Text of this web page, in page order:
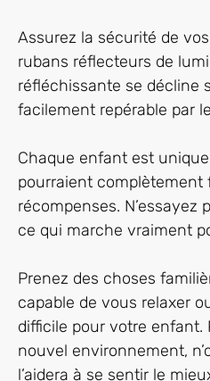
Assurez la sécurité de
rubans réflecteurs de
réfléchissante se décline
facilement repérable par
Chaque enfant est
pourraient complètement
récompenses.
ce qui marche vraiment
Prenez des choses
capable de vous relaxer
difficile pour votre enfant.
nouvel environnement,
l’aidera à se sentir le